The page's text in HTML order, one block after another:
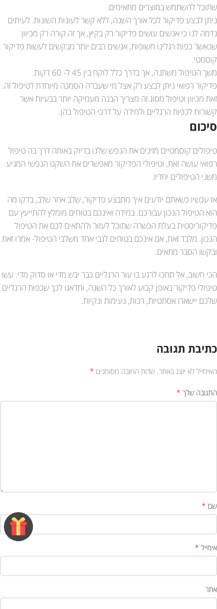
שתוכל להשתמש במוצרים מתאימים.
ניתן לבצע פדיקור לכל אורך השנה, ללא קשר לעונות השונות. לעיתים
נדמה לנו כי אנשים עושים פדיקור רק בקיץ, אך זה קורה רק מכיוון
שכאשר כפות רגלינו חשופות, אנשים רבים יותר מבקשים לעשות פדיקור
קוסמטי.
משך הטיפול משתנה, אך בדרך כלל לוקח בין 45 ל- 60 דקות.
פדיקור רפואי ניתן לבצע רק אצל מי שעברה הסמכה מיוחדת לטיפול זה.
זאת מכיוון וטיפול מסוג זה מצריך הבנה מעמיקה יותר בבעיות אשר
קשורות לכפות הרגליים ולמידה על דרכי הטיפול בהן.
סיכום
טיפולים קוסמטיים מזינים את הנפש שלנו בדיוק באותה דרך בה טיפול
רפואי עושה זאת, וטיפולי הפדיקור מאפשרים את השקט הנפשי המגיע
משני הטיפולים יחדיו.
אז עכשיו כשאתם יודעים איך מתבצע פדיקור, שלב אחר שלב, בדקו מה
הוא הטיפול הנכון עבורכם. במידה ואינכם בטוחים מומלץ להתייעץ עם
פדיקוריסטית בעלת הכשרה שתוכל לעזור ולהתאים לכם את הטיפול
הנכון. מלבד זאת, אם אינכם בטוחים לגבי אחד משלבי הטיפול- אמרו זאת
ובקשו הסבר מתאים.
הכי חשוב, אל תחכו לרגע בו עור הרגליים כבר יבש מדי או סדוק מדי. עשו
טיפולי פדיקור באופן קבוע לאורך כל השנה, ותדאגו לכך שכפות הרגליים
שלכם יישארו אסתטיות, רכות, נעימות ונקיות.
כתיבת תגובה
האימייל לא יוצג באתר. שדות החובה מסומנים *
התגובה שלך *
שם *
אימייל *
אתר